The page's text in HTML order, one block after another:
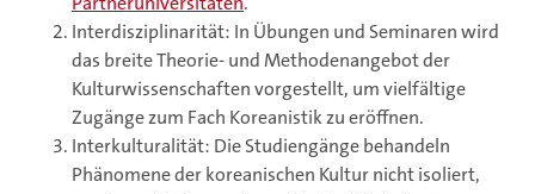
Interdisziplinarität: In Übungen und Seminaren wird
das breite Theorie- und Methodenangebot der
Kulturwissenschaften vorgestellt, um vielfältige
Zugänge zum Fach Koreanistik zu eröffnen.
Interkulturalität: Die Studiengänge behandeln
Phänomene der koreanischen Kultur nicht isoliert,